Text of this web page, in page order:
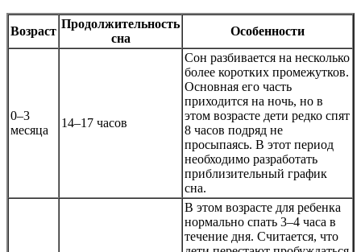
Возраст
Продолжительность
сна
Особенности
0–3
месяца
14–17 часов
Сон разбивается на несколько
более коротких промежутков.
Основная его часть
приходится на ночь, но в
этом возрасте дети редко спят
8 часов подряд не
просыпаясь. В этот период
необходимо разработать
приблизительный график
сна.
В этом возрасте для ребенка
нормально спать 3–4 часа в
течение дня. Считается, что